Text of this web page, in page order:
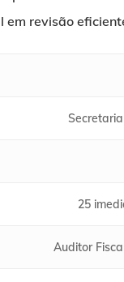
revisão
25
Auditor